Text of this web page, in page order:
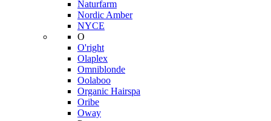
Naturfarm
Nordic Amber
NYCE
O
O'right
Olaplex
Omniblonde
Oolaboo
Organic Hairspa
Oribe
Oway